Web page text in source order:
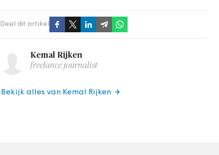
Deel dit artikel
Kemal Rijken
freelance journalist
Bekijk alles van Kemal Rijken